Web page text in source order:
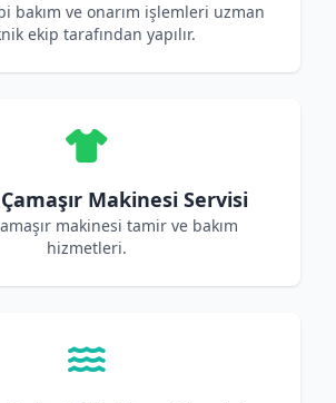
bakım ve onarım işlemleri uzman
ekip tarafından yapılır.
Makinesi Servisi
makinesi tamir ve bakım
hizmetleri.